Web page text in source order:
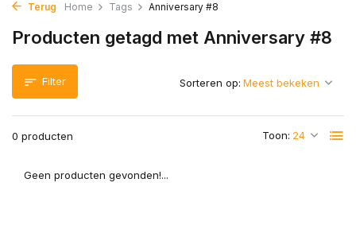
Terug Home Tags Anniversary #8
Producten getagd met Anniversary #8
Filter
0 producten Toon:
Sorteren op:
Geen producten gevonden!...